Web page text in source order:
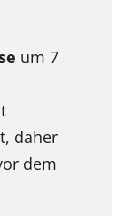
um 7
daher
dem